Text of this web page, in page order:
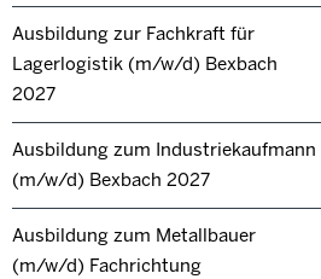
Ausbildung zur Fachkraft für
Lagerlogistik (m/w/d) Bexbach
2027
Ausbildung zum Industriekaufmann
(m/w/d) Bexbach 2027
Ausbildung zum Metallbauer
(m/w/d) Fachrichtung